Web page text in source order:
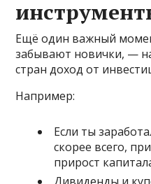
Ещё один важный
забывают новички, —
стран доход от
Например:
Если ты
скорее всего,
прирост